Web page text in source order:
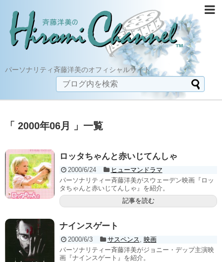
パーソナリティ斉藤洋美のオフィシャルサイト
「 2000年06月 」一覧
ロッタちゃんと赤いじてんしゃ
2000/6/24
ヒューマンドラマ
パーソナリティー斉藤洋美がスウェーデン映画『ロッ
タちゃんと赤いじてんしゃ』を紹介。
記事を読む
ナインスゲート
2000/6/3 サスペンス
映画
パーソナリティー斉藤洋美がジョニー・デップ主演映
画『ナインスゲート』を紹介。